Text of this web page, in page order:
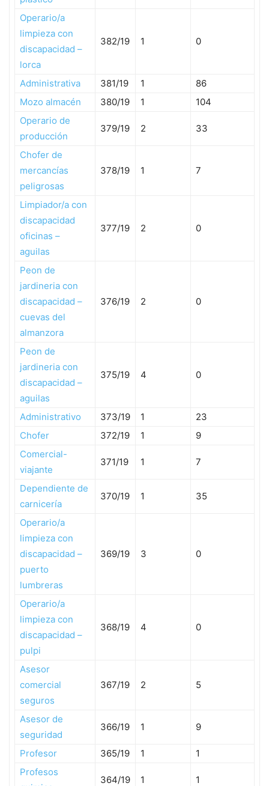
Operario/a
limpieza con
discapacidad –
lorca
382/19 1 0
Administrativa 381/19 1
86
Mozo almacén
380/19 1
104
Operario de
producción
379/19 2 33
Chofer de
mercancías
peligrosas
378/19 1 7
Limpiador/a con
discapacidad
oficinas –
aguilas
377/19 2 0
Peon de
jardineria con
discapacidad –
cuevas del
almanzora
376/19 2 0
Peon de
jardineria con
discapacidad –
aguilas
375/19 4 0
Administrativo 373/19 1
23
Chofer
372/19 1
9
Comercial-
viajante
371/19 1 7
Dependiente de
carnicería
370/19 1 35
Operario/a
limpieza con
discapacidad –
puerto
lumbreras
369/19 3 0
Operario/a
limpieza con
discapacidad –
pulpi
368/19 4 0
Asesor
comercial
seguros
367/19 2 5
Asesor de
seguridad
366/19 1 9
Profesor 365/19 1
1
Profesos
364/19 1 1